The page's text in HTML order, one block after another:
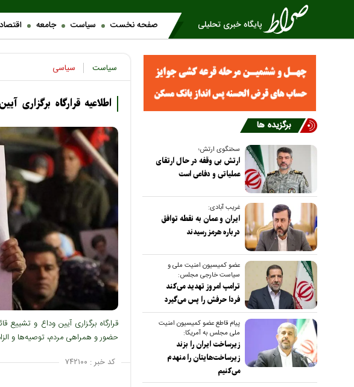
صفحه نخست سیاست جامعه اقتصاد
سیاست سیاسی
اطلاعیه قرارگاه برگزاری
قرارگاه برگزاری آیین وداع و تشییع
حضور و همراهی مردم، توصیه‌ها و
کد خبر : ۷۴۲۱۰۰
برگزیده ها
سخنگوی ارتش؛
ارتش بی وقفه در حال ارتقای
عملیاتی و دفاعی است
غریب آبادی:
ایران و عمان به نقطه توافق
درباره هرمز رسیدند
عضو کمیسیون امنیت ملی و
سیاست خارجی مجلس:
ترامپ امروز تهدید می‌کند
فردا حرفش را پس می‌گیرد
پیام قاطع عضو کمیسیون امنیت
ملی مجلس به آمریکا:
زیرساخت ایران را بزند
زیرساخت‌هایتان را منهدم
می‌کنیم